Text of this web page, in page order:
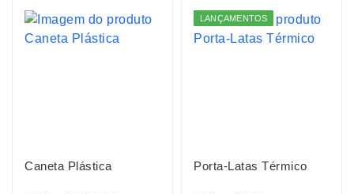
Caneta Plástica
LANÇAMENTOS
Porta-Latas Térmico